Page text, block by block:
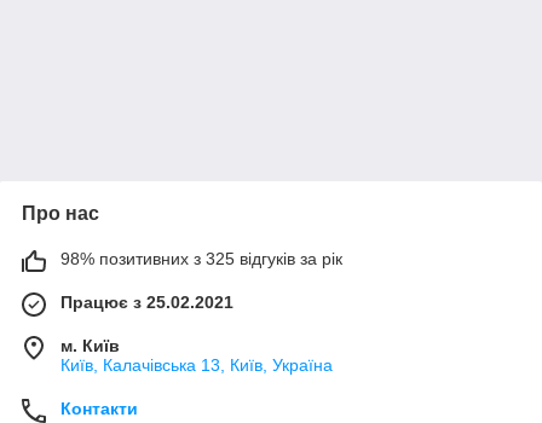
Про нас
98% позитивних з 325 відгуків за рік
Працює з 25.02.2021
м. Київ
Київ, Калачівська 13, Київ, Україна
Контакти